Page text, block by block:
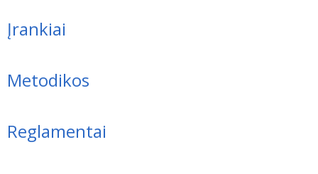
Įrankiai
Metodikos
Reglamentai